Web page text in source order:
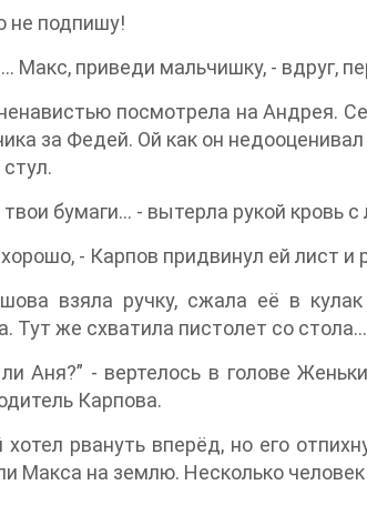
не подпишу!
Макс, приведи мальчишку, - вдруг,
посмотрела на Андрея.
за Федей. Ой как он
бумаги… - вытерла рукой кровь с
- Карпов придвинул ей лист и
взяла ручку, сжала её в
Тут же схватила пистолет со стола…
Аня?” - вертелось в голове
Карпова.
хотел рвануть вперёд, но его
Макса на землю. Несколько